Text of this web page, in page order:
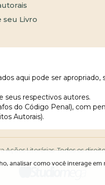
Livro
aqui pode ser
seus respectivos autores.
do Código Penal), com
Autorais).
Ações Literárias. Todos os
analisar como você interage